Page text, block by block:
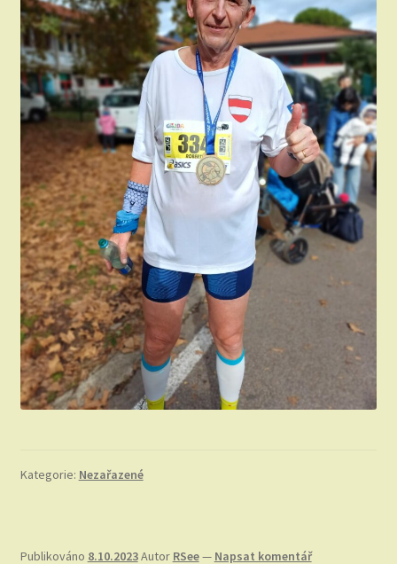
Kategorie: Nezařazené
Publikováno 8.10.2023Autor RSee— Napsat komentář